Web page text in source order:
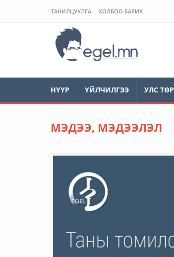
ТАНИЛЦУУЛГА ХОЛБОО БАРИХ
НҮҮР ҮЙЛЧИЛГЭЭ УЛС ТӨР
МЭДЭЭ, МЭДЭЭЛЭЛ